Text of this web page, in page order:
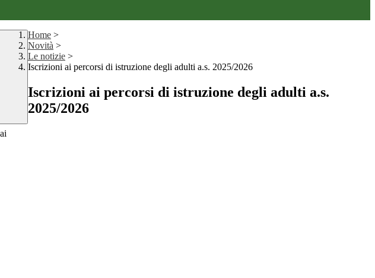
Home >
Novità >
Le notizie >
Iscrizioni ai percorsi di istruzione degli adulti a.s. 2025/2026
Iscrizioni ai percorsi di istruzione degli adulti a.s.
2025/2026